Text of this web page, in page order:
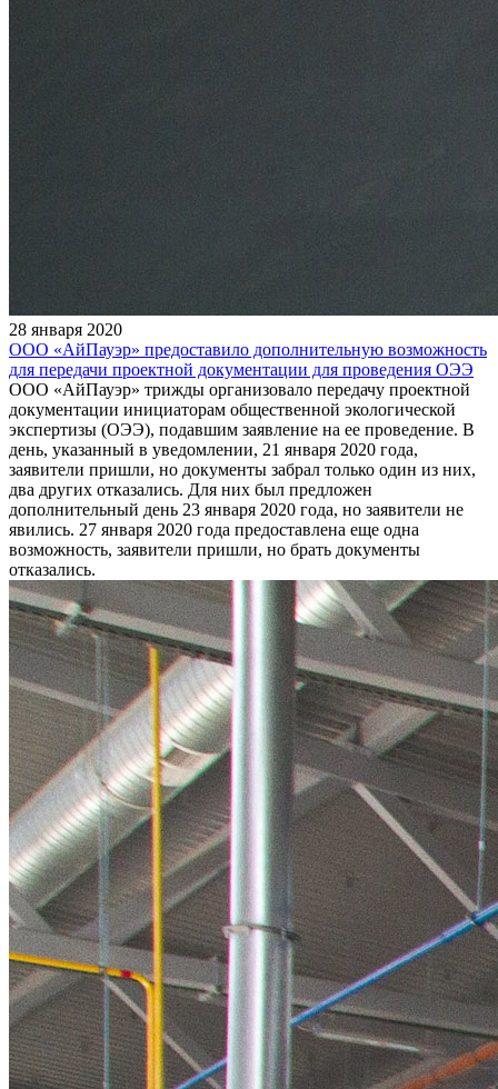
28 января 2020
ООО «АйПауэр» предоставило дополнительную возможность
для передачи проектной документации для проведения ОЭЭ
ООО «АйПауэр» трижды организовало передачу проектной
документации инициаторам общественной экологической
экспертизы (ОЭЭ), подавшим заявление на ее проведение. В
день, указанный в уведомлении, 21 января 2020 года,
заявители пришли, но документы забрал только один из них,
два других отказались. Для них был предложен
дополнительный день 23 января 2020 года, но заявители не
явились. 27 января 2020 года предоставлена еще одна
возможность, заявители пришли, но брать документы
отказались.